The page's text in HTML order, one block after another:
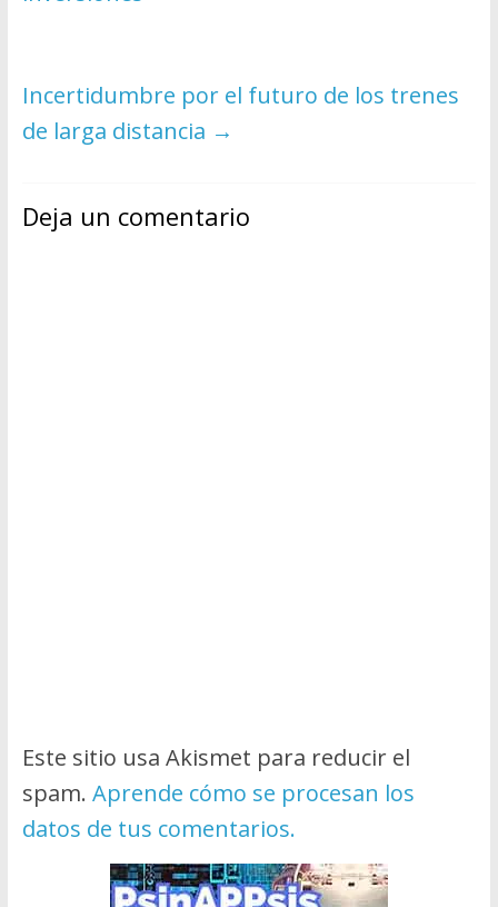
Incertidumbre por el futuro de los trenes
de larga distancia →
Deja un comentario
Este sitio usa Akismet para reducir el
spam. Aprende cómo se procesan los
datos de tus comentarios.